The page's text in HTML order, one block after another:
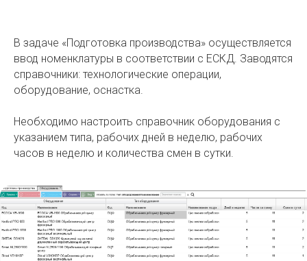
В задаче «Подготовка производства» осуществляется
ввод номенклатуры в соответствии с ЕСКД. Заводятся
справочники: технологические операции,
оборудование, оснастка.
Необходимо настроить справочник оборудования с
указанием типа, рабочих дней в неделю, рабочих
часов в неделю и количества смен в сутки.